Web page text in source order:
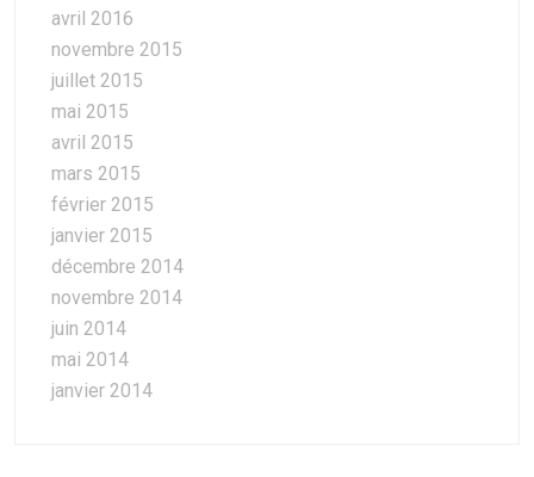
avril 2016
novembre 2015
juillet 2015
mai 2015
avril 2015
mars 2015
février 2015
janvier 2015
décembre 2014
novembre 2014
juin 2014
mai 2014
janvier 2014